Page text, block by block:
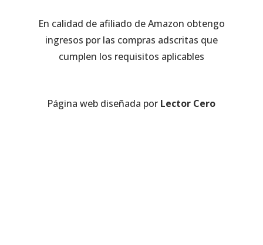
En calidad de afiliado de Amazon obtengo
ingresos por las compras adscritas que
cumplen los requisitos aplicables
Página web diseñada por Lector Cero